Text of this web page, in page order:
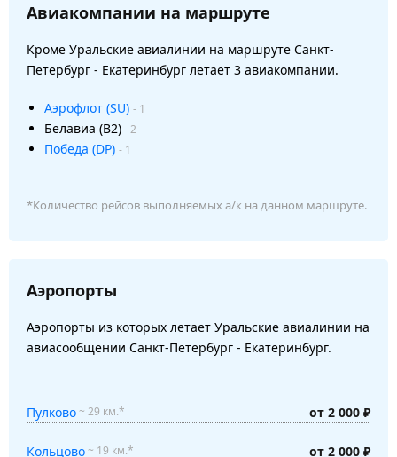
Авиакомпании на маршруте
Кроме Уральские авиалинии на маршруте Санкт-
Петербург - Екатеринбург летает 3 авиакомпании.
Аэрофлот (SU) - 1
Белавиа (B2)- 2
Победа (DP) - 1
*Количество рейсов выполняемых а/к на данном маршруте.
Аэропорты
Аэропорты из которых летает Уральские авиалинии на
авиасообщении Санкт-Петербург - Екатеринбург.
Пулково~ 29 км.* от 2 000 ₽
Кольцово~ 19 км.* от 2 000 ₽